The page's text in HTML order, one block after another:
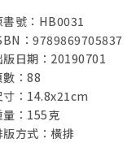
書號：HB0031
：9789869705837
版日期：20190701
數：88
寸：14.8x21cm
量：155克
版方式：橫排